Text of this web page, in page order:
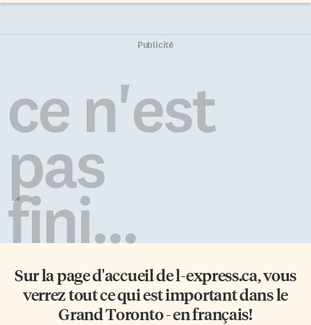
Publicité
ce n'est
pas
fini...
Sur la page d'accueil del-express.ca, vous
verrez tout ce qui est important dans le
Grand Toronto - en français!